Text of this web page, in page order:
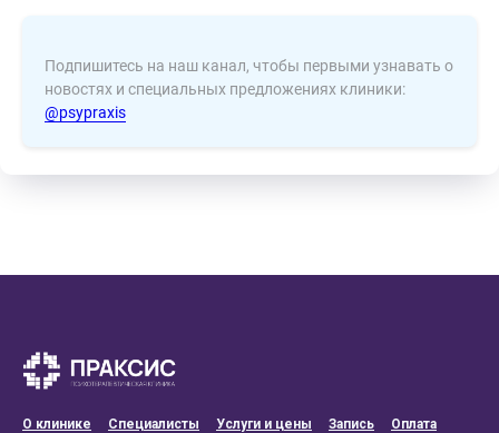
Подпишитесь на наш канал, чтобы первыми узнавать о
новостях и специальных предложениях клиники:
@psypraxis
О клинике Специалисты Услуги и цены Запись
Оплата